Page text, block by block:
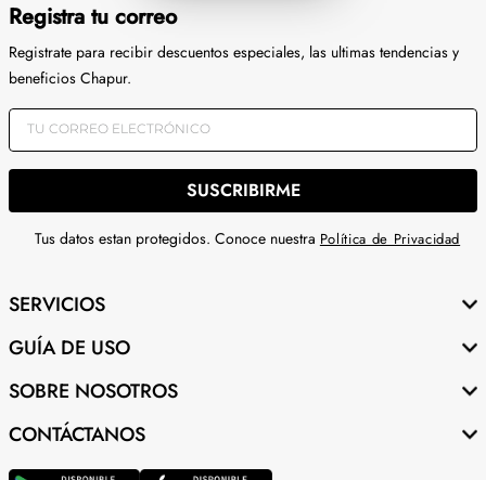
Registra tu correo
Registrate para recibir descuentos especiales, las ultimas tendencias y
beneficios Chapur.
SUSCRIBIRME
Tus datos estan protegidos. Conoce nuestra Política de Privacidad
SERVICIOS
GUÍA DE USO
SOBRE NOSOTROS
CONTÁCTANOS